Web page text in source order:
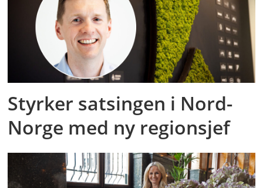
Styrker satsingen i Nord-
Norge med ny regionsjef